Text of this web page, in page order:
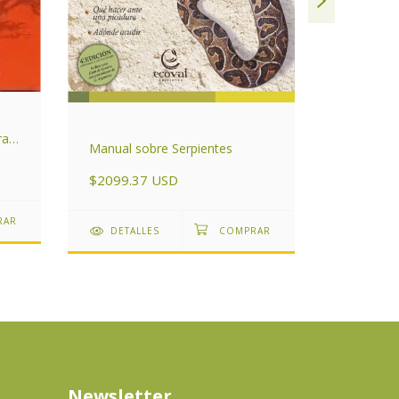
Manual sobre Serpientes
$2099.37 USD
DETALLES